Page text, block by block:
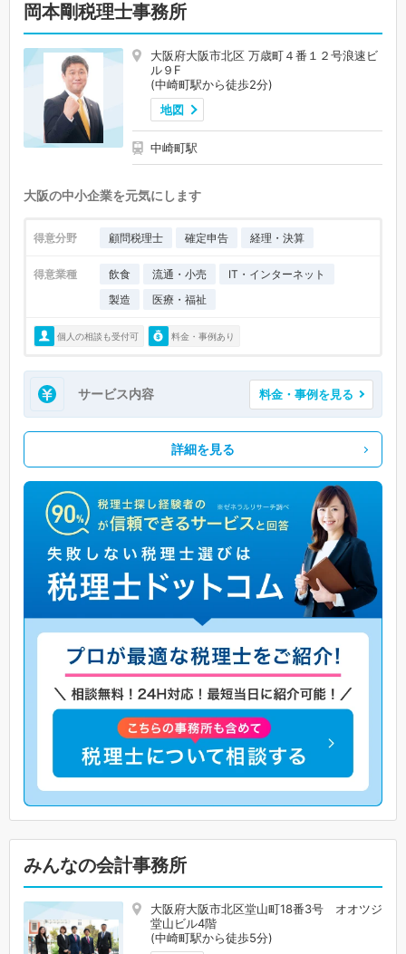
岡本剛税理士事務所
大阪府大阪市北区 万歳町４番１２号浪速ビ
ル９F
(中崎町駅から徒歩2分)
地図
中崎町駅
大阪の中小企業を元気にします
得意分野 顧問税理士 確定申告 経理・決算
得意業種 飲食 流通・小売
IT・インターネット
製造
医療・福祉
個人の相談も受付可 料金・事例あり
サービス内容 料金・事例を見る
詳細を見る
みんなの会計事務所
大阪府大阪市北区堂山町18番3号 オオツジ
堂山ビル4階
(中崎町駅から徒歩5分)